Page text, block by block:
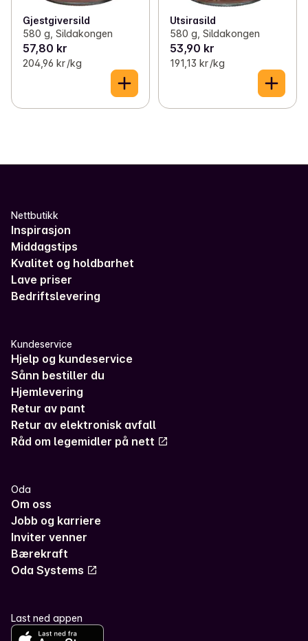
Gjestgiversild
580 g, Sildakongen
57,80 kr
204,96 kr /kg
Utsirasild
580 g, Sildakongen
53,90 kr
191,13 kr /kg
Nettbutikk
Inspirasjon
Middagstips
Kvalitet og holdbarhet
Lave priser
Bedriftslevering
Kundeservice
Hjelp og kundeservice
Sånn bestiller du
Hjemlevering
Retur av pant
Retur av elektronisk avfall
Råd om legemidler på nett
Oda
Om oss
Jobb og karriere
Inviter venner
Bærekraft
Oda Systems
Last ned appen